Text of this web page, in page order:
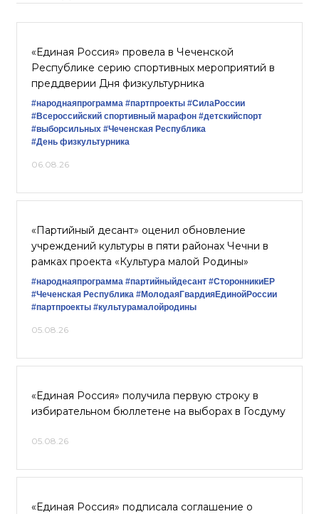
«Единая Россия» провела в Чеченской
Республике серию спортивных мероприятий в
преддверии Дня физкультурника
#народнаяпрограмма #партпроекты #СилаРоссии
#Всероссийский спортивный марафон #детскийспорт
#выборсильных #Чеченская Республика
#День физкультурника
06.08.26
«Партийный десант» оценил обновление
учреждений культуры в пяти районах Чечни в
рамках проекта «Культура малой Родины»
#народнаяпрограмма #партийныйдесант #СторонникиЕР
#Чеченская Республика #МолодаяГвардияЕдинойРоссии
#партпроекты #культурамалойродины
05.08.26
«Единая Россия» получила первую строку в
избирательном бюллетене на выборах в Госдуму
05.08.26
«Единая Россия» подписала соглашение о